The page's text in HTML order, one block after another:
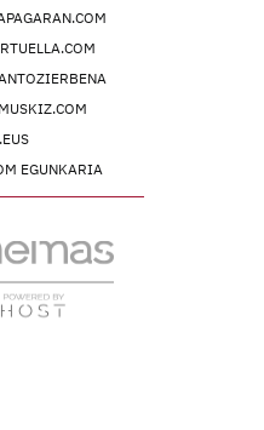
EGUNKARIA